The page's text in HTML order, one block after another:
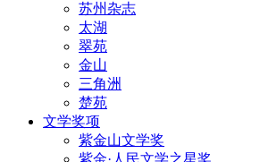
苏州杂志
太湖
翠苑
金山
三角洲
楚苑
文学奖项
紫金山文学奖
紫金·人民文学之星奖